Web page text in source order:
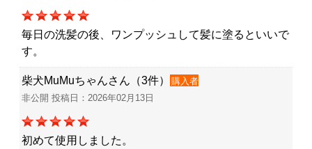
毎日の洗髪の後、ワンプッシュして髪に塗るといいで
す。
柴犬MuMuちゃんさん（3件）
購入者
非公開 投稿日：2026年02月13日
初めて使用しました。